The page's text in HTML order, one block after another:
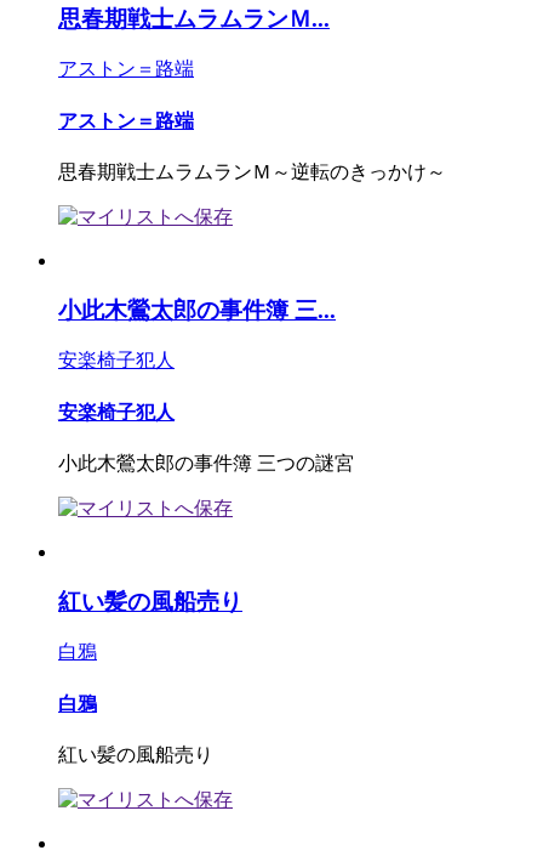
思春期戦士ムラムランＭ...
アストン＝路端
アストン＝路端
思春期戦士ムラムランＭ～逆転のきっかけ～
小此木鶯太郎の事件簿 三...
安楽椅子犯人
安楽椅子犯人
小此木鶯太郎の事件簿 三つの謎宮
紅い髪の風船売り
白鴉
白鴉
紅い髪の風船売り